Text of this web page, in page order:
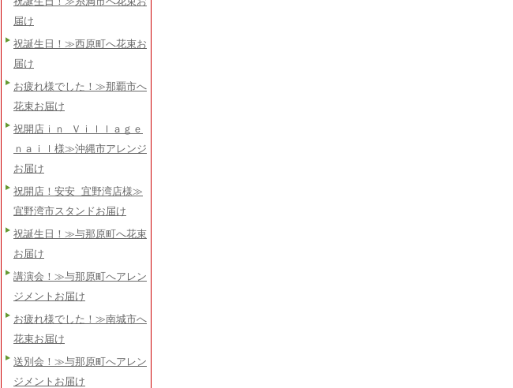
届け
祝誕生日！≫西原町へ花束お
届け
お疲れ様でした！≫那覇市へ
花束お届け
祝開店ｉｎ Ｖｉｌｌａｇｅ
ｎａｉｌ様≫沖縄市アレンジ
お届け
祝開店！安安 宜野湾店様≫
宜野湾市スタンドお届け
祝誕生日！≫与那原町へ花束
お届け
講演会！≫与那原町へアレン
ジメントお届け
お疲れ様でした！≫南城市へ
花束お届け
送別会！≫与那原町へアレン
ジメントお届け